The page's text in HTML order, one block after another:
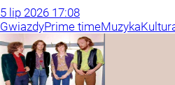
5 lip 2026 17:08
GwiazdyPrime timeMuzyka